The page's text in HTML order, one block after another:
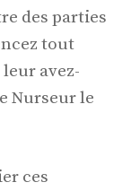
des parties
tout
avez-
Nurseur le
ces